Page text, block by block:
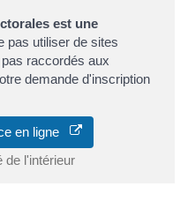
est une
pas utiliser de sites
raccordés aux
demande d'inscription
en ligne
de l'intérieur